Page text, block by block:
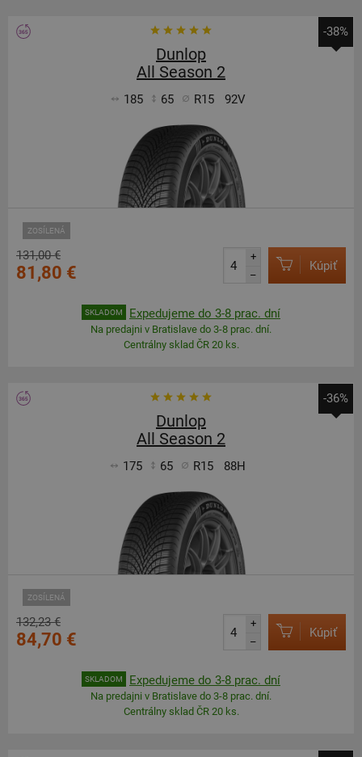
-38%
Dunlop
All Season 2
185 65 R15 92V
ZOSÍLENÁ
131,00 €
81,80 €
+
–
Kúpiť
SKLADOM Expedujeme do 3-8 prac. dní
Na predajni v Bratislave do 3-8 prac. dní.
Centrálny sklad ČR 20 ks.
-36%
Dunlop
All Season 2
175 65 R15 88H
ZOSÍLENÁ
132,23 €
84,70 €
+
–
Kúpiť
SKLADOM Expedujeme do 3-8 prac. dní
Na predajni v Bratislave do 3-8 prac. dní.
Centrálny sklad ČR 20 ks.